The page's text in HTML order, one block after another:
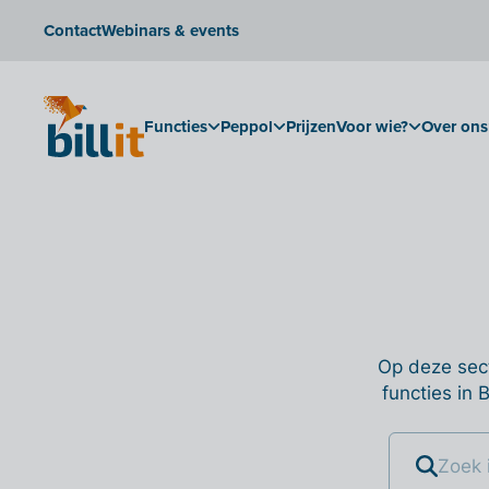
ContactWebinars & events
Functies Peppol PrijzenVoor wie? Over ons
Op deze
functies in